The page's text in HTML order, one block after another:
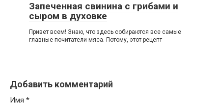
Запеченная свинина с грибами и
сыром в духовке
Привет всем! Знаю, что здесь собираются все самые
главные почитатели мяса. Потому, этот рецепт
Добавить комментарий
Имя *